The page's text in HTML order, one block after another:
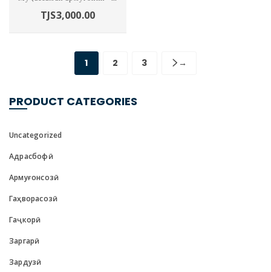
TJS3,000.00
1 2 3 →
PRODUCT CATEGORIES
Uncategorized
Адрасбофӣ
Армуғонсозӣ
Гаҳворасозӣ
Гаҷкорӣ
Заргарӣ
Зардузӣ